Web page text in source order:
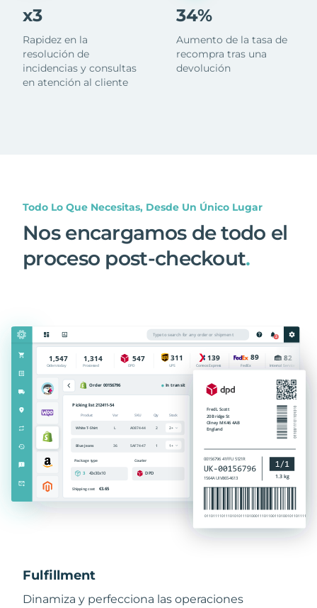
x3
Rapidez en la
resolución de
incidencias y consultas
en atención al cliente
34%
Aumento de la tasa de
recompra tras una
devolución
Todo Lo Que Necesitas, Desde Un Único Lugar
Nos encargamos de todo el
proceso post-checkout.
Fulfillment
Dinamiza y perfecciona las operaciones